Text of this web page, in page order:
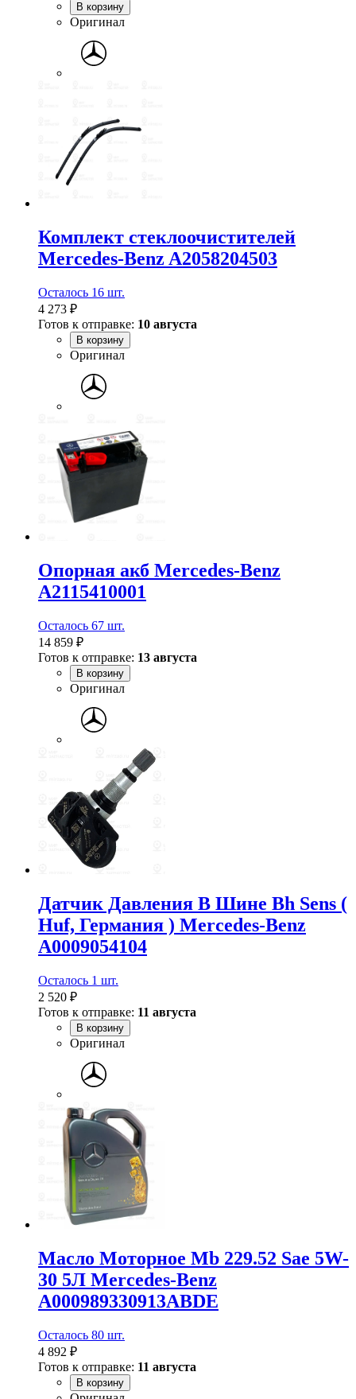
В корзину
Оригинал
Комплект стеклоочистителей
Mercedes-Benz A2058204503
Осталось 16 шт.
4 273 ₽
Готов к отправке: 10 августа
В корзину
Оригинал
Опорная акб Mercedes-Benz
A2115410001
Осталось 67 шт.
14 859 ₽
Готов к отправке: 13 августа
В корзину
Оригинал
Датчик Давления В Шине Bh Sens (
Huf, Германия ) Mercedes-Benz
A0009054104
Осталось 1 шт.
2 520 ₽
Готов к отправке: 11 августа
В корзину
Оригинал
Масло Моторное Mb 229.52 Sae 5W-
30 5Л Mercedes-Benz
A000989330913ABDE
Осталось 80 шт.
4 892 ₽
Готов к отправке: 11 августа
В корзину